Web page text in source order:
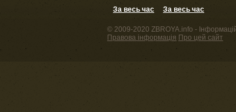
За весь час
За весь час
© 2009-2020 ZBROYA.info -
Правова інформація Про цей сайт